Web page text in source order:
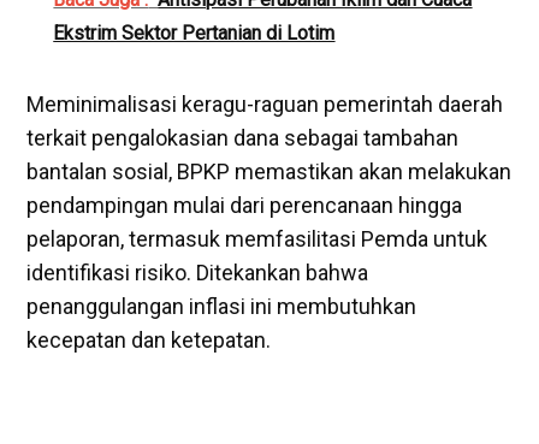
Ekstrim Sektor Pertanian di Lotim
Meminimalisasi keragu-raguan pemerintah daerah
terkait pengalokasian dana sebagai tambahan
bantalan sosial, BPKP memastikan akan melakukan
pendampingan mulai dari perencanaan hingga
pelaporan, termasuk memfasilitasi Pemda untuk
identifikasi risiko. Ditekankan bahwa
penanggulangan inflasi ini membutuhkan
kecepatan dan ketepatan.